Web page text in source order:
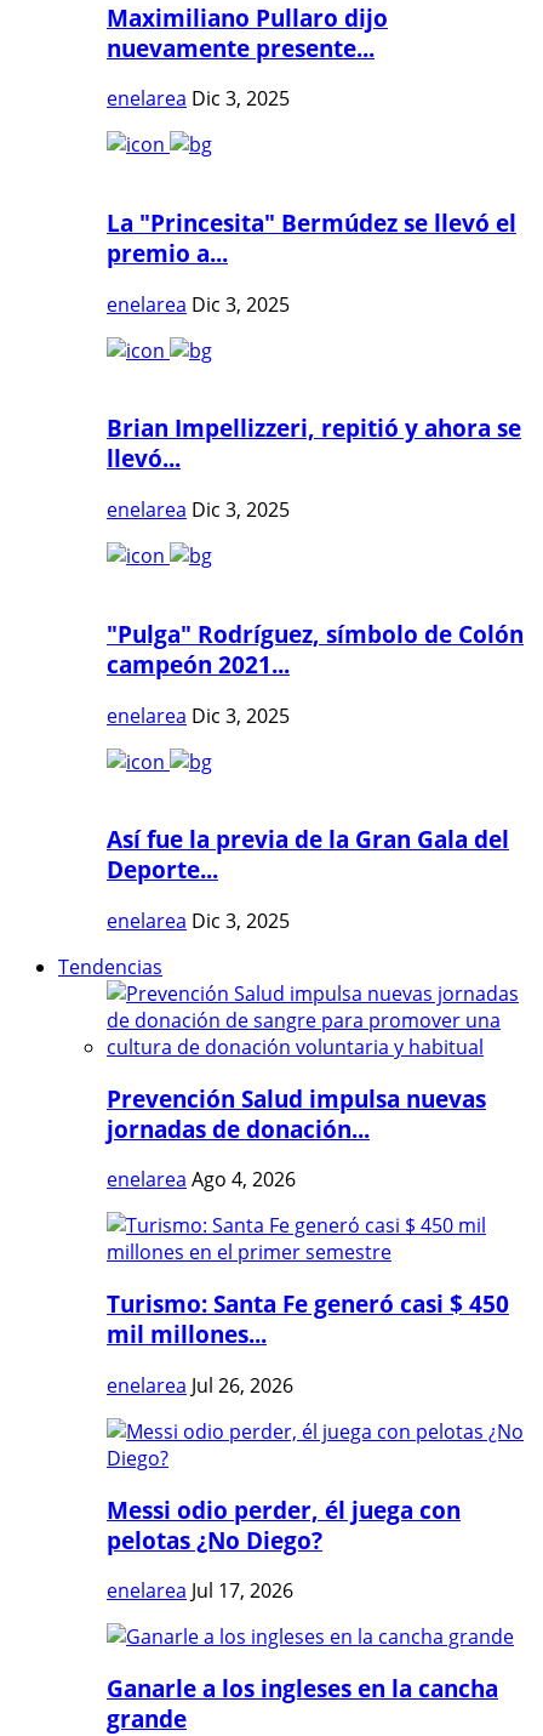
Maximiliano Pullaro dijo
nuevamente presente...
enelarea Dic 3, 2025
La "Princesita" Bermúdez se llevó el
premio a...
enelarea Dic 3, 2025
Brian Impellizzeri, repitió y ahora se
llevó...
enelarea Dic 3, 2025
"Pulga" Rodríguez, símbolo de Colón
campeón 2021...
enelarea Dic 3, 2025
Así fue la previa de la Gran Gala del
Deporte...
enelarea Dic 3, 2025
Tendencias
Prevención Salud impulsa nuevas
jornadas de donación...
enelarea Ago 4, 2026
Turismo: Santa Fe generó casi $ 450
mil millones...
enelarea Jul 26, 2026
Messi odio perder, él juega con
pelotas ¿No Diego?
enelarea Jul 17, 2026
Ganarle a los ingleses en la cancha
grande